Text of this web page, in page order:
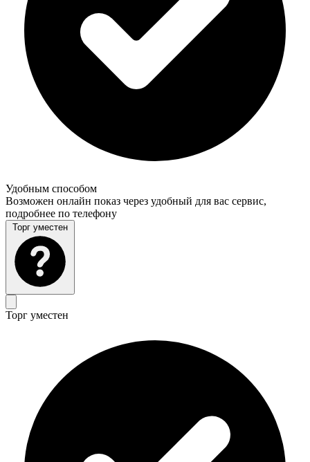
Удобным способом
Возможен онлайн показ через удобный для вас сервис,
подробнее по телефону
Торг уместен
Торг уместен